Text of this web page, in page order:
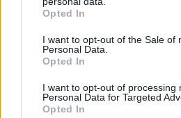
grant or deny consent to Google
use your data for below specified
consent section.
Opted In
I want to opt-out of the Sale of
Personal Data.
Opted In
I want to opt-out of processing
Personal Data for Targeted
Opted In
διεργασίες του 19ου και
ανθρώπινα δικαιώματα,
ακτιβισμό και τον
ενοποίηση και την
εθνών. Τα παραπάνω,